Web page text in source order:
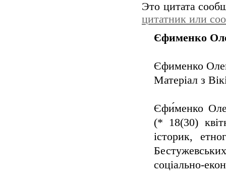
Это цитата
цитатник или
Єфименко
Єфименко
Матеріал з
Єфи́менко
(* 18(30)
історик,
соціально-